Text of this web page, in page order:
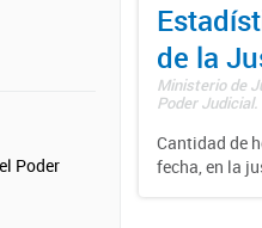
Poder
de la
Ministerio de
Poder
Cantidad de
fecha, en la